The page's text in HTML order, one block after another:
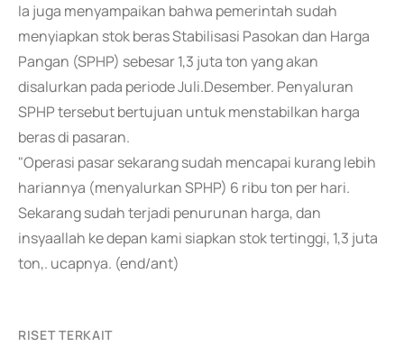
Ia juga menyampaikan bahwa pemerintah sudah
menyiapkan stok beras Stabilisasi Pasokan dan Harga
Pangan (SPHP) sebesar 1,3 juta ton yang akan
disalurkan pada periode Juli.Desember. Penyaluran
SPHP tersebut bertujuan untuk menstabilkan harga
beras di pasaran.
"Operasi pasar sekarang sudah mencapai kurang lebih
hariannya (menyalurkan SPHP) 6 ribu ton per hari.
Sekarang sudah terjadi penurunan harga, dan
insyaallah ke depan kami siapkan stok tertinggi, 1,3 juta
ton,. ucapnya. (end/ant)
RISET TERKAIT